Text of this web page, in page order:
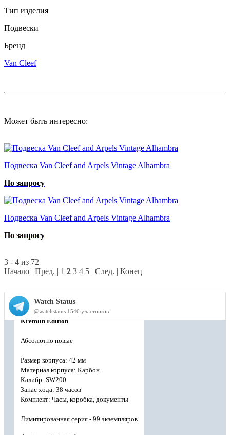
Тип изделия
Подвески
Бренд
Van Cleef
Может быть интересно:
Подвеска Van Cleef and Arpels Vintage Alhambra
По запросу
Подвеска Van Cleef and Arpels Vintage Alhambra
По запросу
3 - 4 из 72
Начало | Пред. | 1 2 3 4 5 | След. | Конец